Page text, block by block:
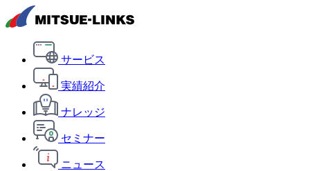
サービス
実績紹介
ナレッジ
セミナー
ニュース